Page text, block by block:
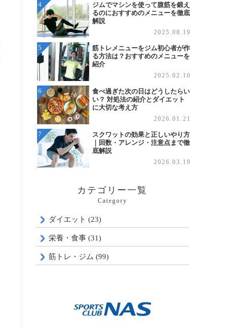
ジムでマシンを使って腹筋を鍛え
るのにおすすめのメニューを徹底
解説
2025.08.19
筋トレメニューをジム初心者が作
る方法は？おすすめのメニューを
紹介
2025.02.10
食べ過ぎた次の日はどうしたらい
い？ 対処法の紹介とダイエット
に大切な考え方
2026.01.21
スクワットの効果と正しいやり方
｜回数・アレンジ・注意点まで徹
底解説
2026.03.19
カテゴリー一覧
Category
ダイエット (23)
栄養・食事 (31)
筋トレ・ジム (99)